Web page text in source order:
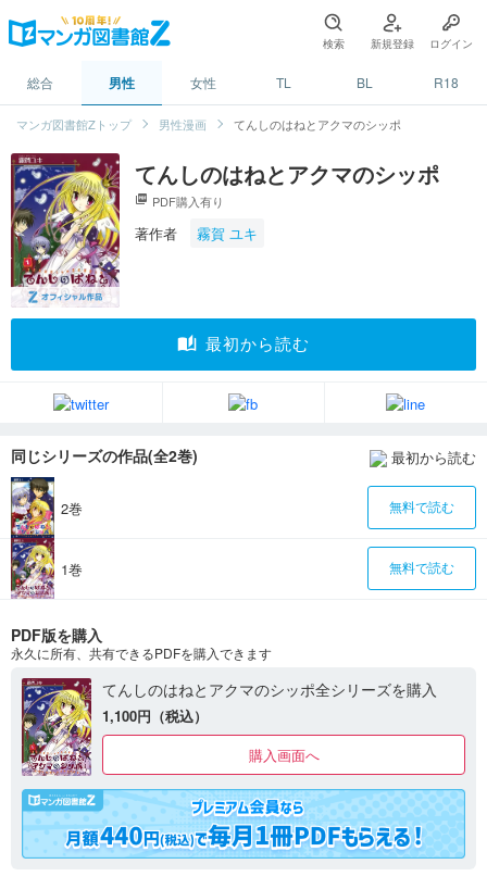
検索 新規登録 ログイン
総合 男性 女性 TL BL R18
マンガ図書館Zトップ 男性漫画 てんしのはねとアクマのシッポ
てんしのはねとアクマのシッポ
picture_as_pdf PDF購入有り
著作者 霧賀 ユキ
auto_stories 最初から読む
同じシリーズの作品(全2巻) 最初から読む
2巻 無料で読む
1巻 無料で読む
PDF版を購入
永久に所有、共有できるPDFを購入できます
てんしのはねとアクマのシッポ全シリーズを購入
1,100円（税込）
購入画面へ